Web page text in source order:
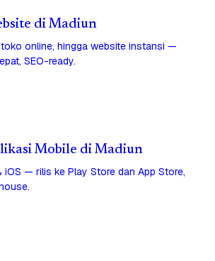
di Madiun
online, hingga website instansi —
SEO-ready.
Mobile di Madiun
iOS — rilis ke Play Store dan App Store,